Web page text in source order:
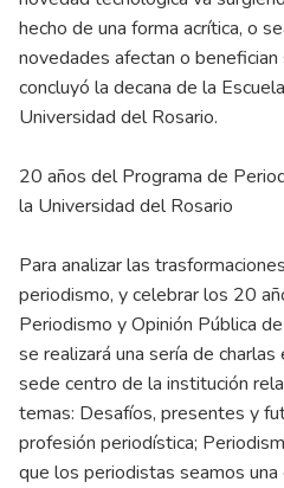
hecho de una forma acrítica, o
novedades afectan o benefician
concluyó la decana de la
Universidad del Rosario.
20 años del Programa de
la Universidad del Rosario
Para analizar las
periodismo, y celebrar los 20
Periodismo y Opinión Pública
se realizará una sería de
sede centro de la institución
temas: Desafíos, presentes y
profesión periodística;
que los periodistas seamos una